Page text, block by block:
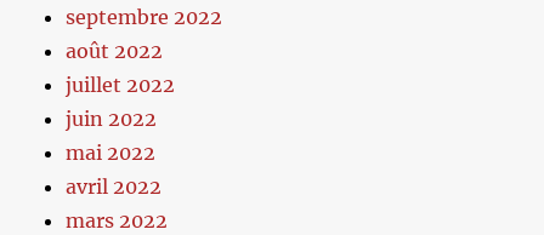
septembre 2022
août 2022
juillet 2022
juin 2022
mai 2022
avril 2022
mars 2022